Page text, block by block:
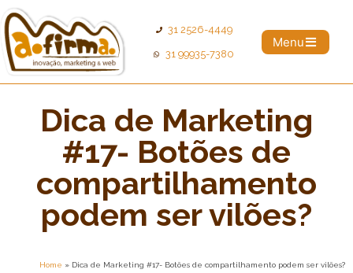
31 2526-4449
31 99935-7380
Menu
Dica de Marketing
#17- Botões de
compartilhamento
podem ser vilões?
Home » Dica de Marketing #17- Botões de compartilhamento podem ser vilões?